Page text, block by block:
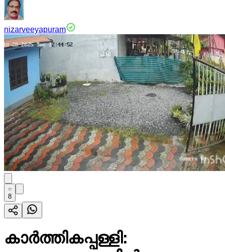
nizarveeyapuram
8
കാർത്തികപ്പള്ളി: